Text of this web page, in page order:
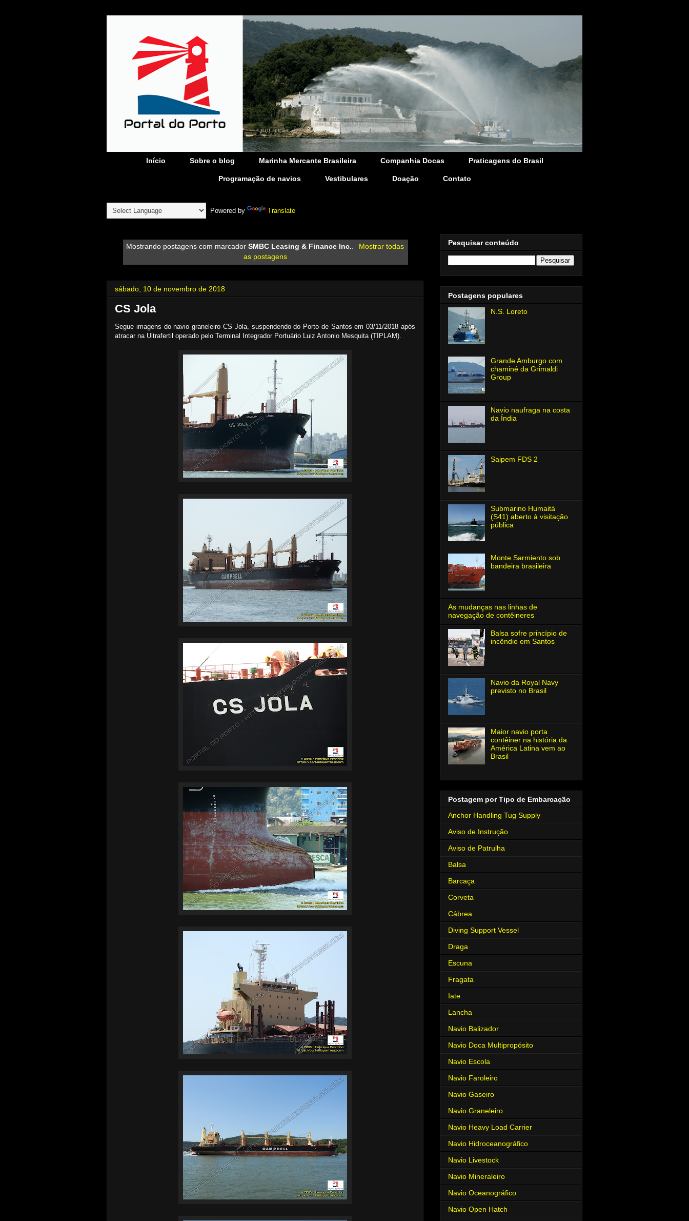
Início Sobre o blog Marinha Mercante Brasileira Companhia Docas Praticagens do Brasil
Programação de navios Vestibulares Doação Contato
Powered by Translate
Mostrando postagens com marcadorSMBC Leasing & Finance Inc..
Mostrar todas
as postagens
sábado, 10 de novembro de 2018
CS Jola
Segue imagens do navio graneleiro CS Jola, suspendendo do Porto de Santos em 03/11/2018 após
atracar na Ultrafertil operado pelo Terminal Integrador Portuário Luiz Antonio Mesquita (TIPLAM).
Pesquisar conteúdo
Postagens populares
N.S. Loreto
Grande Amburgo com
chaminé da Grimaldi
Group
Navio naufraga na costa
da Índia
Saipem FDS 2
Submarino Humaitá
(S41) aberto à visitação
pública
Monte Sarmiento sob
bandeira brasileira
As mudanças nas linhas de
navegação de contêineres
Balsa sofre princípio de
incêndio em Santos
Navio da Royal Navy
previsto no Brasil
Maior navio porta
contêiner na história da
América Latina vem ao
Brasil
Postagem por Tipo de Embarcação
Anchor Handling Tug Supply
Aviso de Instrução
Aviso de Patrulha
Balsa
Barcaça
Corveta
Cábrea
Diving Support Vessel
Draga
Escuna
Fragata
Iate
Lancha
Navio Balizador
Navio Doca Multipropósito
Navio Escola
Navio Faroleiro
Navio Gaseiro
Navio Graneleiro
Navio Heavy Load Carrier
Navio Hidroceanográfico
Navio Livestock
Navio Mineraleiro
Navio Oceanográfico
Navio Open Hatch